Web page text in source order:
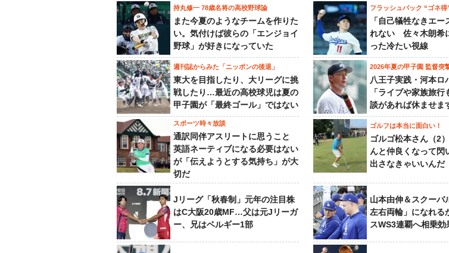
持丸修一 78歳名将の高校野球論
また今夏のようなチームを作りた
い。気付けば彼らの「エンジョイ
野球」が好きになっていた
フラッシュバック “ゴネ
「自己犠牲なきエー
れない 佐々木朗希
った冷たい視線
週刊誌からみた「ニッポンの後退」
東大を目指したり、大リーグに挑
戦したり…最近の高校球児は夏の
甲子園が「最終ゴール」ではない
2026年夏の甲子園 監督突
八王子実践・河本ロ
「ライブや家族旅行
談があれば休ませま
スポーツ時々放談
通訳同伴アスリートに思うこと
英語ネーティブになる必要はない
が「伝えようとする気持ち」が大
切だ
ゴルフは本当に面白い！
ゴルゴ松本さん（2
んと仲良くなって
出さなきゃいいんだ
Jリーグ「秋春制」元年の注目株
はC大阪20歳MF…父は元Jリーガ
ー、兄はベルギー1部
山本由伸＆スクーバ
左右両輪」になれ
スWS3連覇へ相乗効